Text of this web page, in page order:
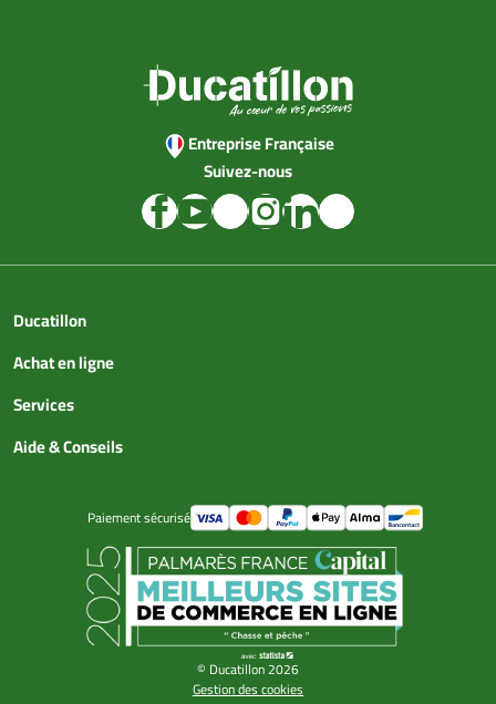
Entreprise Française
Suivez-nous
Ducatillon
Achat en ligne
Services
Aide & Conseils
Paiement sécurisé
© Ducatillon 2026
Gestion des cookies